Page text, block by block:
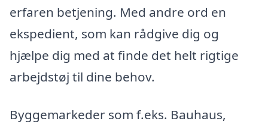
erfaren betjening. Med andre ord en
ekspedient, som kan rådgive dig og
hjælpe dig med at finde det helt rigtige
arbejdstøj til dine behov.
Byggemarkeder som f.eks. Bauhaus,